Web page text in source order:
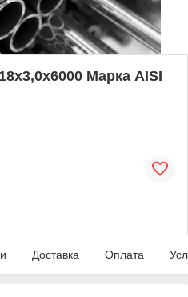
Марка AISI
Доставка Оплата